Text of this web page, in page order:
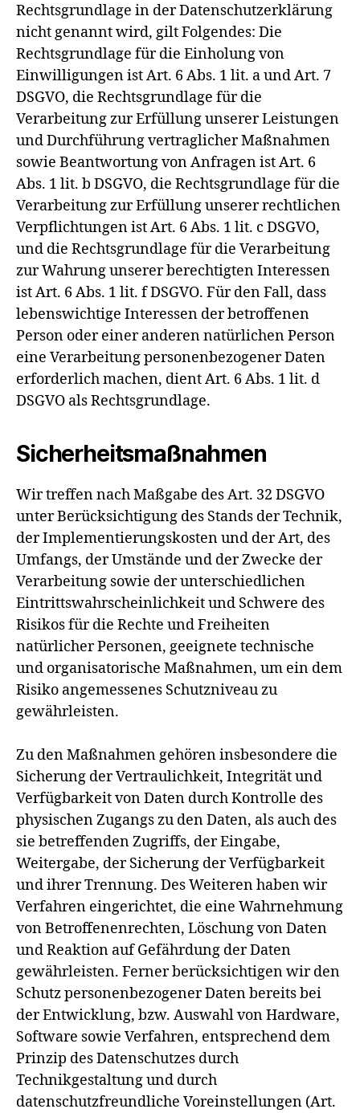
Rechtsgrundlage in der Datenschutzerklärung
nicht genannt wird, gilt Folgendes: Die
Rechtsgrundlage für die Einholung von
Einwilligungen ist Art. 6 Abs. 1 lit. a und Art. 7
DSGVO, die Rechtsgrundlage für die
Verarbeitung zur Erfüllung unserer Leistungen
und Durchführung vertraglicher Maßnahmen
sowie Beantwortung von Anfragen ist Art. 6
Abs. 1 lit. b DSGVO, die Rechtsgrundlage für die
Verarbeitung zur Erfüllung unserer rechtlichen
Verpflichtungen ist Art. 6 Abs. 1 lit. c DSGVO,
und die Rechtsgrundlage für die Verarbeitung
zur Wahrung unserer berechtigten Interessen
ist Art. 6 Abs. 1 lit. f DSGVO. Für den Fall, dass
lebenswichtige Interessen der betroffenen
Person oder einer anderen natürlichen Person
eine Verarbeitung personenbezogener Daten
erforderlich machen, dient Art. 6 Abs. 1 lit. d
DSGVO als Rechtsgrundlage.
Sicherheitsmaßnahmen
Wir treffen nach Maßgabe des Art. 32 DSGVO
unter Berücksichtigung des Stands der Technik,
der Implementierungskosten und der Art, des
Umfangs, der Umstände und der Zwecke der
Verarbeitung sowie der unterschiedlichen
Eintrittswahrscheinlichkeit und Schwere des
Risikos für die Rechte und Freiheiten
natürlicher Personen, geeignete technische
und organisatorische Maßnahmen, um ein dem
Risiko angemessenes Schutzniveau zu
gewährleisten.
Zu den Maßnahmen gehören insbesondere die
Sicherung der Vertraulichkeit, Integrität und
Verfügbarkeit von Daten durch Kontrolle des
physischen Zugangs zu den Daten, als auch des
sie betreffenden Zugriffs, der Eingabe,
Weitergabe, der Sicherung der Verfügbarkeit
und ihrer Trennung. Des Weiteren haben wir
Verfahren eingerichtet, die eine Wahrnehmung
von Betroffenenrechten, Löschung von Daten
und Reaktion auf Gefährdung der Daten
gewährleisten. Ferner berücksichtigen wir den
Schutz personenbezogener Daten bereits bei
der Entwicklung, bzw. Auswahl von Hardware,
Software sowie Verfahren, entsprechend dem
Prinzip des Datenschutzes durch
Technikgestaltung und durch
datenschutzfreundliche Voreinstellungen (Art.